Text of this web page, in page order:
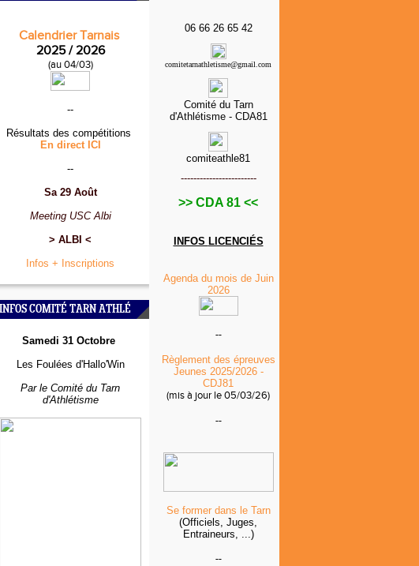
Calendrier Tarnais
2025 / 2026
(au 04/03)
--
Résultats des compétitions
En direct ICI
--
Sa 29 Août
Meeting USC Albi
> ALBI <
Infos + Inscriptions
INFOS COMITÉ TARN ATHLÉ
Samedi 31 Octobre
Les Foulées d'Hallo'Win
Par le Comité du Tarn
d'Athlétisme
06 66 26 65 42
comitetarnathletisme@gmail.com
Comité du Tarn
d'Athlétisme - CDA81
comiteathle81
------------------------
>> CDA 81 <<
INFOS LICENCIÉS
Agenda du mois de Juin
2026
--
Règlement des épreuves
Jeunes 2025/2026 -
CDJ81
(mis à jour le 05/03/26)
--
Se former dans le Tarn
(Officiels, Juges,
Entraineurs, ...)
--